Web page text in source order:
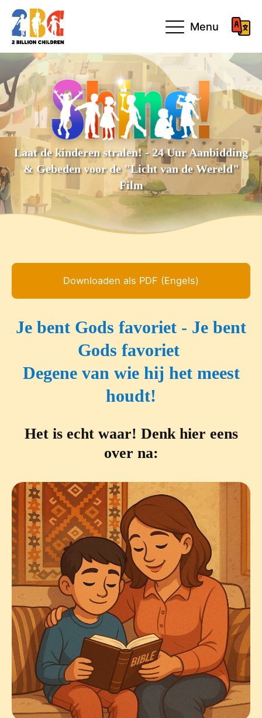
Menu
Laat de kinderen stralen! - 24 Uur Aanbidding
& Gebeden voor de "Licht van de Wereld"
Film
Downloaden als PDF (Engels)
Je bent Gods favoriet - Je bent
Gods favoriet
Degene van wie hij het meest
houdt!
Het is echt waar! Denk hier eens
over na: